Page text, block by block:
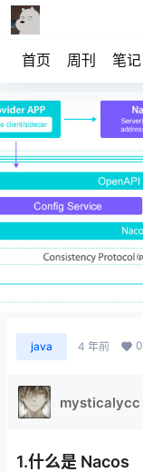
首页 周刊 笔记
java 4 年前 0
mysticalycc
1.什么是 Nacos